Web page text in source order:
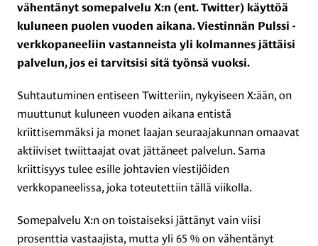
vähentänyt somepalvelu X:n (ent. Twitter) käyttöä
kuluneen puolen vuoden aikana. Viestinnän Pulssi -
verkkopaneeliin vastanneista yli kolmannes jättäisi
palvelun, jos ei tarvitsisi sitä työnsä vuoksi.
Suhtautuminen entiseen Twitteriin, nykyiseen X:ään, on
muuttunut kuluneen vuoden aikana entistä
kriittisemmäksi ja monet laajan seuraajakunnan omaavat
aktiiviset twiittaajat ovat jättäneet palvelun. Sama
kriittisyys tulee esille johtavien viestijöiden
verkkopaneelissa, joka toteutettiin tällä viikolla.
Somepalvelu X:n on toistaiseksi jättänyt vain viisi
prosenttia vastaajista, mutta yli 65 % on vähentänyt